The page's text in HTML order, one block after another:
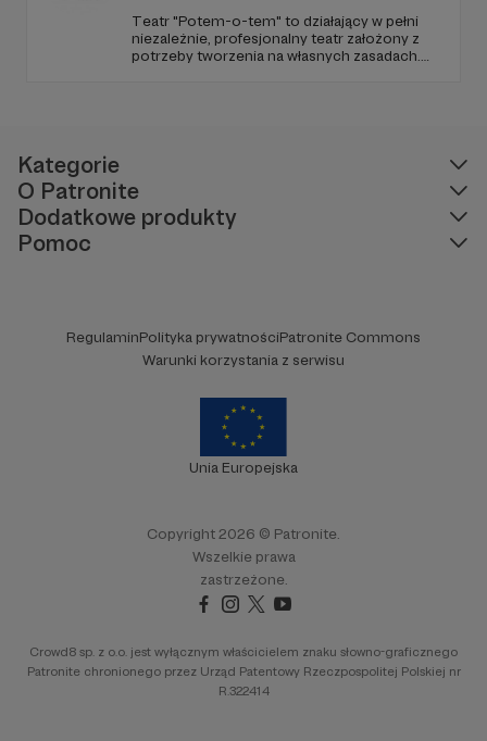
Teatr "Potem-o-tem" to działający w pełni
niezależnie, profesjonalny teatr założony z
potrzeby tworzenia na własnych zasadach.
Kategorie
O Patronite
Dodatkowe produkty
Pomoc
RegulaminPolityka prywatnościPatronite Commons
Warunki korzystania z serwisu
Unia Europejska
Copyright 2026 © Patronite.
Wszelkie prawa
zastrzeżone.
Crowd8 sp. z o.o. jest wyłącznym właścicielem znaku słowno-graficznego
Patronite chronionego przez Urząd Patentowy Rzeczpospolitej Polskiej nr
R.322414